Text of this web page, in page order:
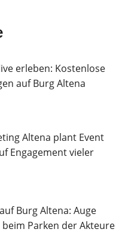
erleben: Kostenlose
auf Burg Altena
Altena plant Event
Engagement vieler
Burg Altena: Auge
Parken der Akteure